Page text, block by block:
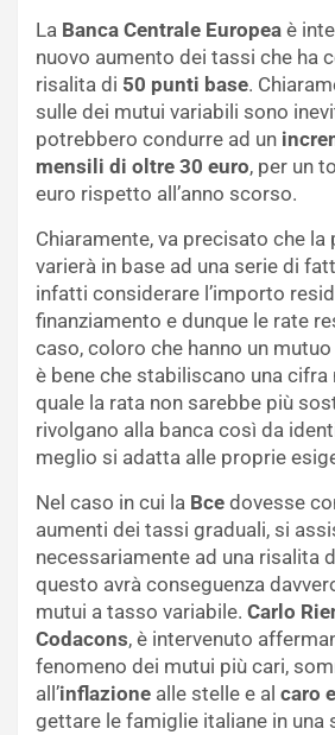
La Banca Centrale Europea è
nuovo aumento dei tassi che ha
risalita di 50 punti base.
sulle dei mutui variabili sono
potrebbero condurre ad un
mensili di oltre 30 euro, per un
euro rispetto all’anno scorso.
Chiaramente, va precisato che
varierà in base ad una serie di
infatti considerare l’importo
finanziamento e dunque le rate
caso, coloro che hanno un
è bene che stabiliscano una
quale la rata non sarebbe più
rivolgano alla banca così da
meglio si adatta alle proprie
Nel caso in cui la Bce dovesse
aumenti dei tassi graduali, si
necessariamente ad una risalita
questo avrà conseguenza
mutui a tasso variabile. Carlo
Codacons, è intervenuto
fenomeno dei mutui più cari,
all’inflazione alle stelle e al caro
gettare le famiglie italiane in una